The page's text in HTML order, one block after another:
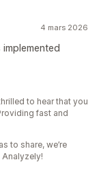
4 mars 2026
to hear that you
fast and
to share, we’re